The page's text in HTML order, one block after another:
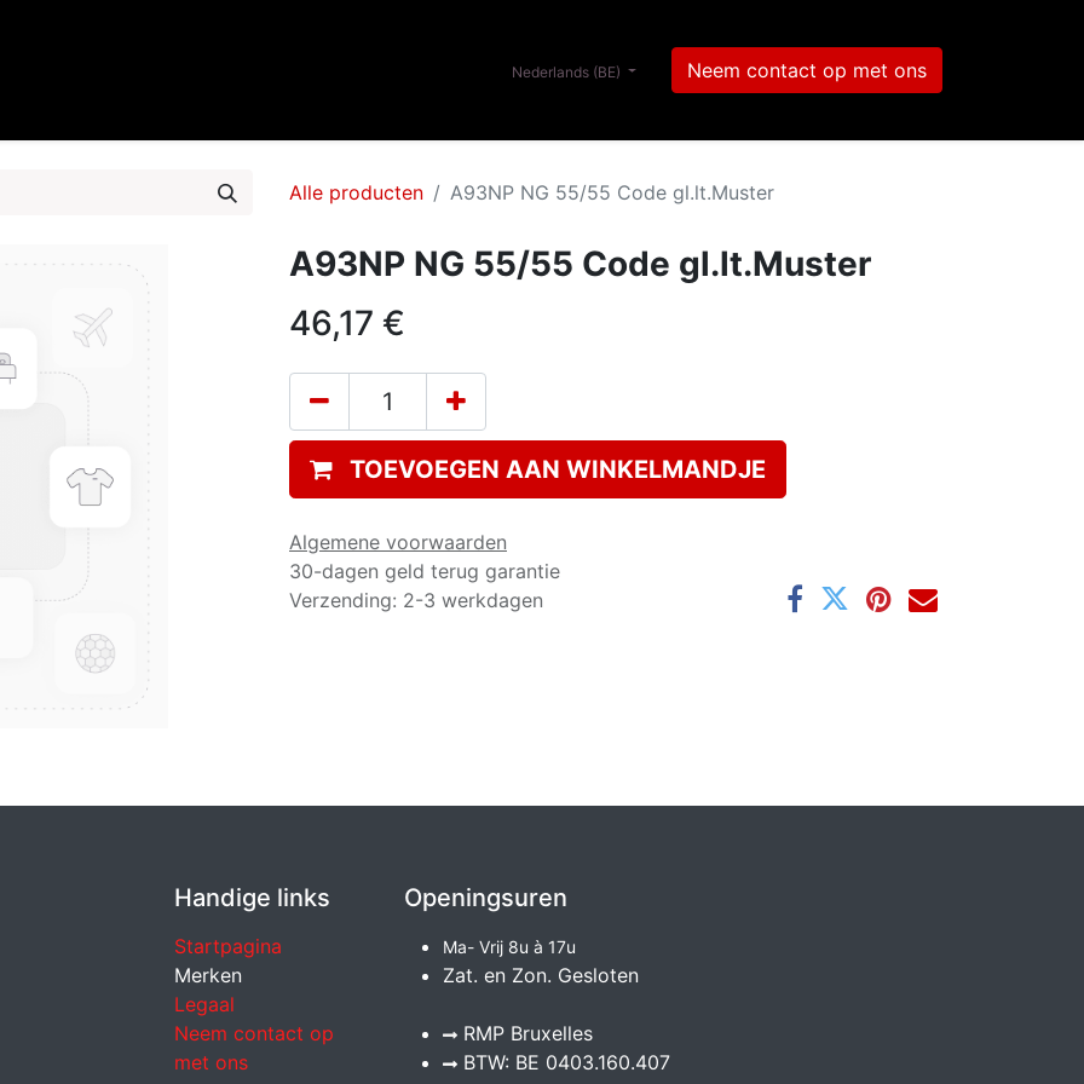
Nederlands (BE) Neem contact op met ons
Alle producten A93NP NG 55/55 Code gl.lt.Muster
A93NP NG 55/55 Code gl.lt.Muster
46,17 €
TOEVOEGEN AAN WINKELMANDJE
Algemene voorwaarden
30-dagen geld terug garantie
Verzending: 2-3 werkdagen
Handige links
Startpagina
Merken
Legaal
Neem contact op
met ons
Openingsuren
Ma- Vrij 8u à 17u
Zat. en Zon. Gesloten
RMP Bruxelles
BTW: BE 0403.160.407